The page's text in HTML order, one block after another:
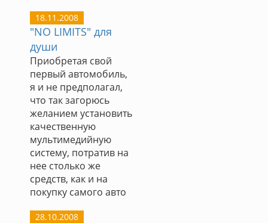
18.11.2008
"NO LIMITS" для
души
Приобретая свой
первый автомобиль,
я и не предполагал,
что так загорюсь
желанием установить
качественную
мультимедийную
систему, потратив на
нее столько же
средств, как и на
покупку самого авто
28.10.2008